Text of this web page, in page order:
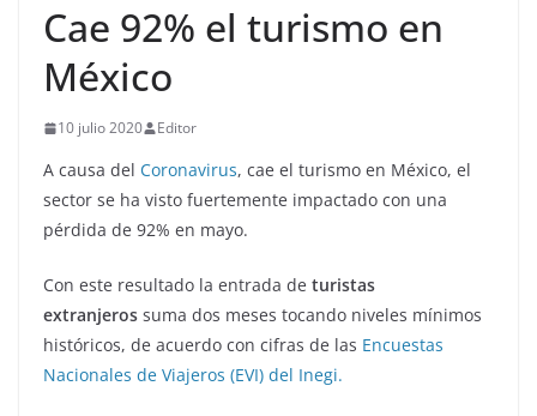
Cae 92% el turismo en
México
10 julio 2020 Editor
A causa del Coronavirus, cae el turismo en México, el
sector se ha visto fuertemente impactado con una
pérdida de 92% en mayo.
Con este resultado la entrada de turistas
extranjeros suma dos meses tocando niveles mínimos
históricos, de acuerdo con cifras de las Encuestas
Nacionales de Viajeros (EVI) del Inegi.